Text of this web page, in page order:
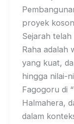
proyek
Sejarah
Raha adalah
yang kuat,
hingga nilai-
Fagogoru di
Halmahera,
dalam